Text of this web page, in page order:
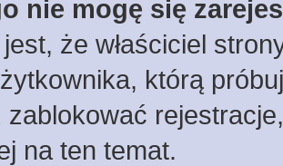
nie mogę się
że właściciel
którą
zablokować
na ten temat.